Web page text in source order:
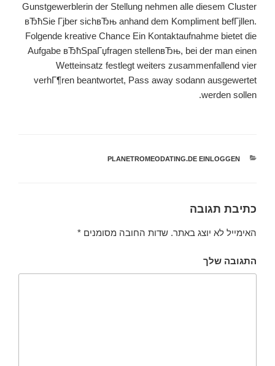
Gunstgewerblerin der Stellung nehmen alle diesem Cluster
вЂћSie Гјber sichвЂњ anhand dem Kompliment befГјllen.
Folgende kreative Chance Ein Kontaktaufnahme bietet die
Aufgabe вЂћSpaГџfragen stellenвЂњ, bei der man einen
Wetteinsatz festlegt weiters zusammenfallend vier
verhГ¶ren beantwortet, Pass away sodann ausgewertet
werden sollen.
קטגוריות
PLANETROMEODATING.DE EINLOGGEN
כתיבת תגובה
האימייל לא יוצג באתר. שדות החובה מסומנים *
התגובה שלך